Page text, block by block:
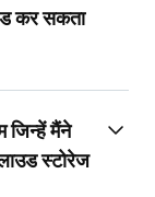
कर सकता
जिन्हें मैंने
स्टोरेज